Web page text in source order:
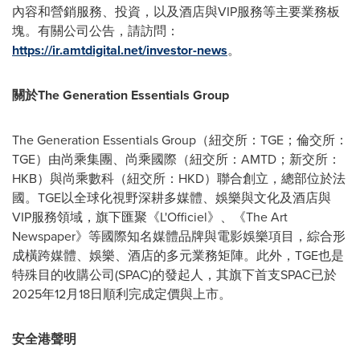
內容和營銷服務、投資，以及酒店與VIP服務等主要業務板
塊。有關公司公告，請訪問：
https://ir.amtdigital.net/investor-news。
關於The Generation Essentials Group
The Generation Essentials Group（紐交所：TGE；倫交所：
TGE）由尚乘集團、尚乘國際（紐交所：AMTD；新交所：
HKB）與尚乘數科（紐交所：HKD）聯合創立，總部位於法
國。TGE以全球化視野深耕多媒體、娛樂與文化及酒店與
VIP服務領域，旗下匯聚《L'Officiel》、《The Art
Newspaper》等國際知名媒體品牌與電影娛樂項目，綜合形
成橫跨媒體、娛樂、酒店的多元業務矩陣。此外，TGE也是
特殊目的收購公司(SPAC)的發起人，其旗下首支SPAC已於
2025年12月18日順利完成定價與上市。
安全港聲明